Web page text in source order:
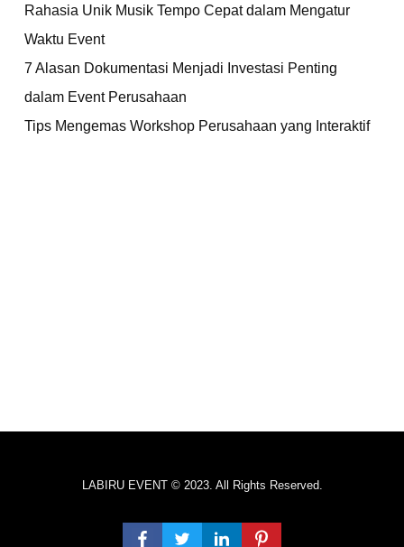
Rahasia Unik Musik Tempo Cepat dalam Mengatur
Waktu Event
7 Alasan Dokumentasi Menjadi Investasi Penting
dalam Event Perusahaan
Tips Mengemas Workshop Perusahaan yang Interaktif
LABIRU EVENT © 2023. All Rights Reserved.